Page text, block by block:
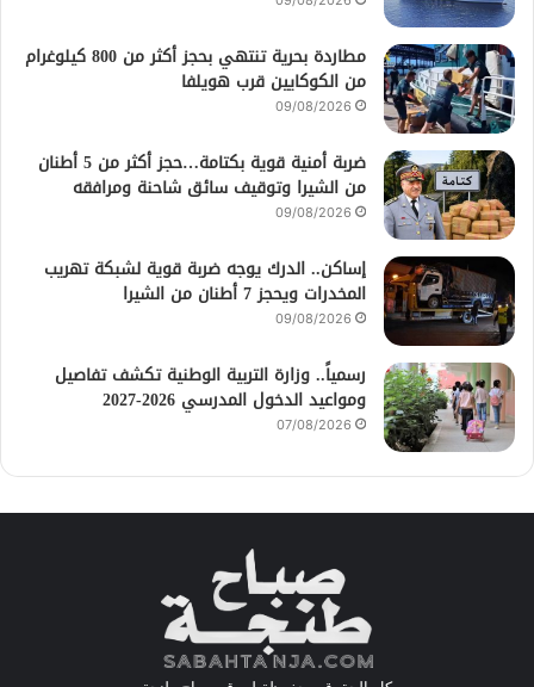
مطاردة بحرية تنتهي بحجز أكثر من 800 كيلوغرام
من الكوكايين قرب هويلفا
09/08/2026
ضربة أمنية قوية بكتامة…حجز أكثر من 5 أطنان
من الشيرا وتوقيف سائق شاحنة ومرافقه
09/08/2026
إساكن.. الدرك يوجه ضربة قوية لشبكة تهريب
المخدرات ويحجز 7 أطنان من الشيرا
09/08/2026
رسمياً.. وزارة التربية الوطنية تكشف تفاصيل
ومواعيد الدخول المدرسي 2026-2027
07/08/2026